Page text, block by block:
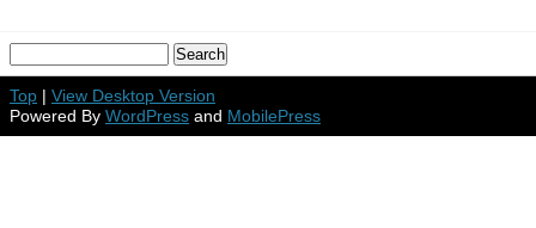
Top | View Desktop Version
Powered By WordPress and MobilePress